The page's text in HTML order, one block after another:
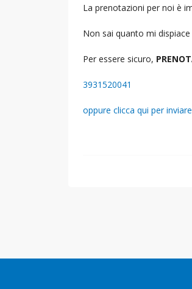
La prenotazioni per noi è
Non sai quanto mi
Per essere sicuro,
3931520041
oppure clicca qui per